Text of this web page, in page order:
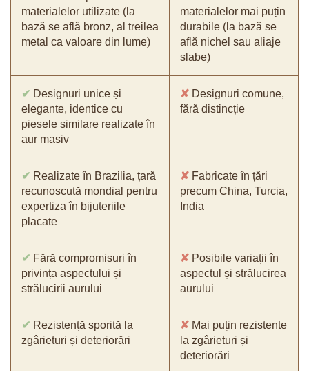
materialelor utilizate (la
bază se află bronz, al treilea
metal ca valoare din lume)
materialelor mai puțin
durabile (la bază se
află nichel sau aliaje
slabe)
✔ Designuri unice și
elegante, identice cu
piesele similare realizate în
aur masiv
✘ Designuri comune,
fără distincție
✔ Realizate în Brazilia, țară
recunoscută mondial pentru
expertiza în bijuteriile
placate
✘ Fabricate în țări
precum China, Turcia,
India
✔ Fără compromisuri în
privința aspectului și
strălucirii aurului
✘ Posibile variații în
aspectul și strălucirea
aurului
✔ Rezistență sporită la
zgârieturi și deteriorări
✘ Mai puțin rezistente
la zgârieturi și
deteriorări